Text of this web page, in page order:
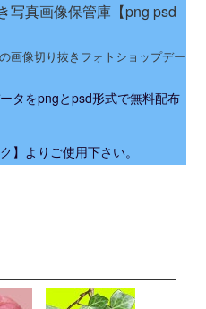
写真画像保管庫【png psd
画像切り抜きフォトショップデー
タをpngとpsd形式で無料配布
】よりご使用下さい。